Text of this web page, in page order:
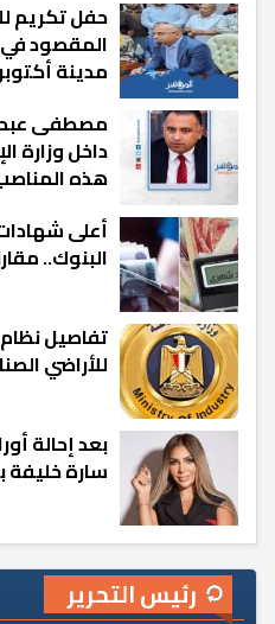
حفل تكريم
المقصود في
مدينة
مصطفى عبد
داخل وزارة
هذه
أعلى
البنوك..
تفاصيل نظام
للأراضي
بعد إحالة
سارة
رئيس التحرير